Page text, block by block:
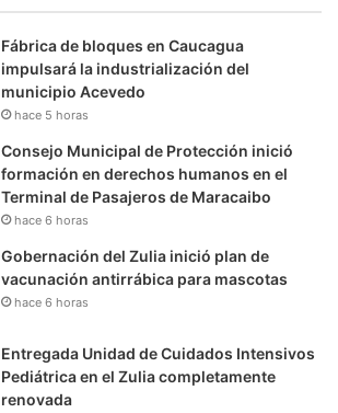
Fábrica de bloques en Caucagua
impulsará la industrialización del
municipio Acevedo
hace 5 horas
Consejo Municipal de Protección inició
formación en derechos humanos en el
Terminal de Pasajeros de Maracaibo
hace 6 horas
Gobernación del Zulia inició plan de
vacunación antirrábica para mascotas
hace 6 horas
Entregada Unidad de Cuidados Intensivos
Pediátrica en el Zulia completamente
renovada